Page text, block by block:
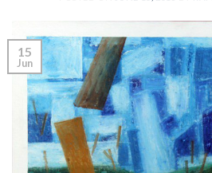
15
Jun